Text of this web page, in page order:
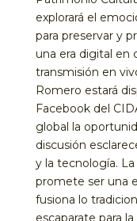
explorará el
para preservar y
una era digital en
transmisión en
Romero estará
Facebook del
global la
discusión
y la tecnología.
promete ser una
fusiona lo
escaparate para